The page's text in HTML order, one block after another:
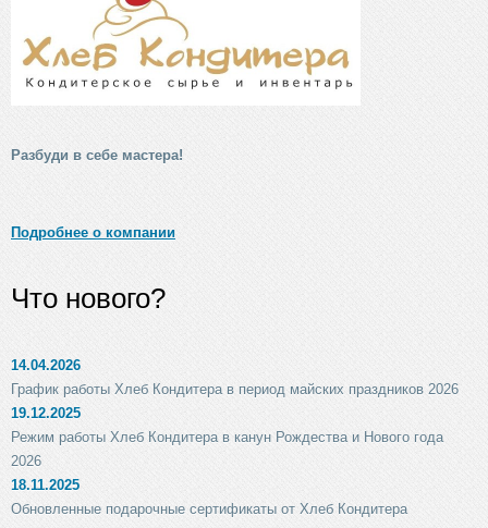
Разбуди в себе мастера!
Подробнее о компании
Что нового?
14.04.2026
График работы Хлеб Кондитера в период майских праздников 2026
19.12.2025
Режим работы Хлеб Кондитера в канун Рождества и Нового года
2026
18.11.2025
Обновленные подарочные сертификаты от Хлеб Кондитера